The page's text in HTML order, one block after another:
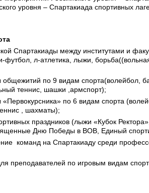
уровня – Спартакиада спортивных
Спартакиады между институтами и
футбол, л-атлетика, лыжи,
по 9 видам спорта(волейбол,
теннис, шашки ,армспорт);
по 6 видам спорта
, шахматы);
праздников (лыжи «Кубок
Дню Победы в ВОВ, Единый
команд на Спартакиаду среди
преподавателей по игровым видам